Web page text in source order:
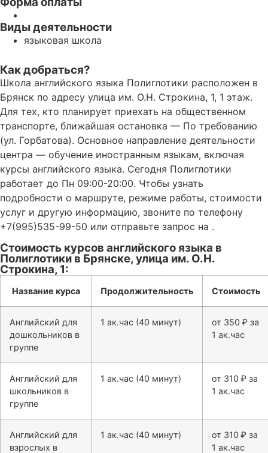
Виды деятельности
языковая школа
Как добраться?
Школа английского языка Полиглотики расположен в
Брянск по адресу улица им. О.Н. Строкина, 1, 1 этаж.
Для тех, кто планирует приехать на общественном
транспорте, ближайшая остановка — По требованию
(ул. Горбатова). Основное направление деятельности
центра — обучение иностранным языкам, включая
курсы английского языка. Сегодня Полиглотики
работает до Пн 09:00-20:00. Чтобы узнать
подробности о маршруте, режиме работы, стоимости
услуг и другую информацию, звоните по телефону
+7(995)535-99-50 или отправьте запрос на .
Стоимость курсов английского языка в
Полиглотики в Брянске, улица им. О.Н.
Строкина, 1:
Название курса Продолжительность Стоимость
Английский для
дошкольников в
группе
1 ак.час (40 минут)
от 350 ₽ за
1 ак.час
Английский для
школьников в
группе
1 ак.час (40 минут)
от 310 ₽ за
1 ак.час
Английский для
взрослых в
1 ак.час (40 минут)
от 310 ₽ за
1 ак.час